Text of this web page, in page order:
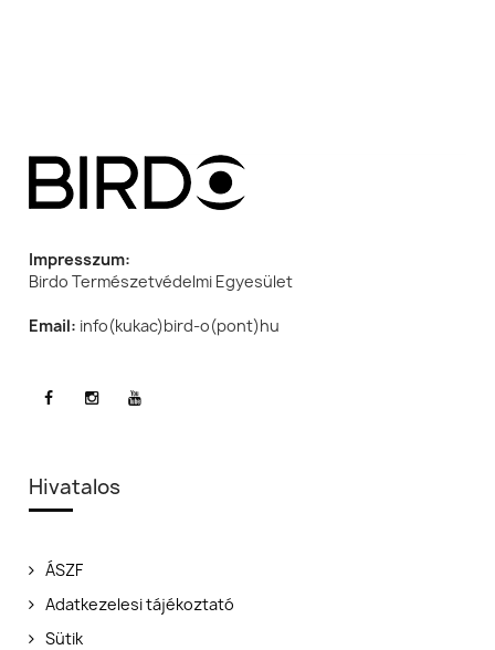
Impresszum:
Birdo Természetvédelmi Egyesület
Email: info(kukac)bird-o(pont)hu
Hivatalos
ÁSZF
Adatkezelesi tájékoztató
Sütik